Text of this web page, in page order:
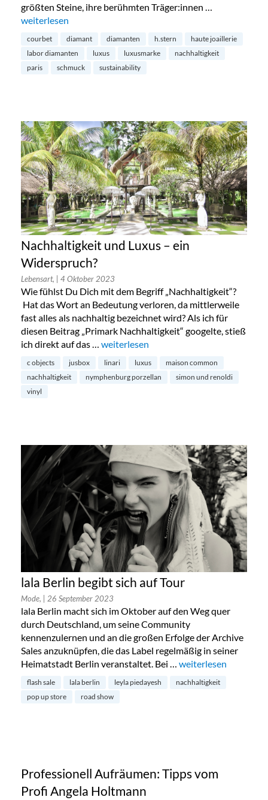
größten Steine, ihre berühmten Träger:innen …
„Diamanten aus dem Labor – die Zukunft?“
weiterlesen
courbet diamant diamanten h.stern
haute joaillerie
labor diamanten
luxus luxusmarke
nachhaltigkeit
paris
schmuck sustainability
Nachhaltigkeit und Luxus – ein
Widerspruch?
Lebensart, | 4 Oktober 2023
Wie fühlst Du Dich mit dem Begriff „Nachhaltigkeit“?
Hat das Wort an Bedeutung verloren, da mittlerweile
fast alles als nachhaltig bezeichnet wird? Als ich für
diesen Beitrag „Primark Nachhaltigkeit“ googelte, stieß
ich direkt auf das … „Nachhaltigkeit und Luxus – ein
weiterlesen
c objects jusbox linari luxus
maison common
nachhaltigkeit
nymphenburg porzellan
simon und renoldi
vinyl
lala Berlin begibt sich auf Tour
Mode, | 26 September 2023
lala Berlin macht sich im Oktober auf den Weg quer
durch Deutschland, um seine Community
kennenzulernen und an die großen Erfolge der Archive
Sales anzuknüpfen, die das Label regelmäßig in seiner
Heimatstadt Berlin veranstaltet. Bei … „lala Berlin begibt
weiterlesen
flash sale lala berlin leyla piedayesh
nachhaltigkeit
pop up store
road show
Professionell Aufräumen: Tipps vom
Profi Angela Holtmann